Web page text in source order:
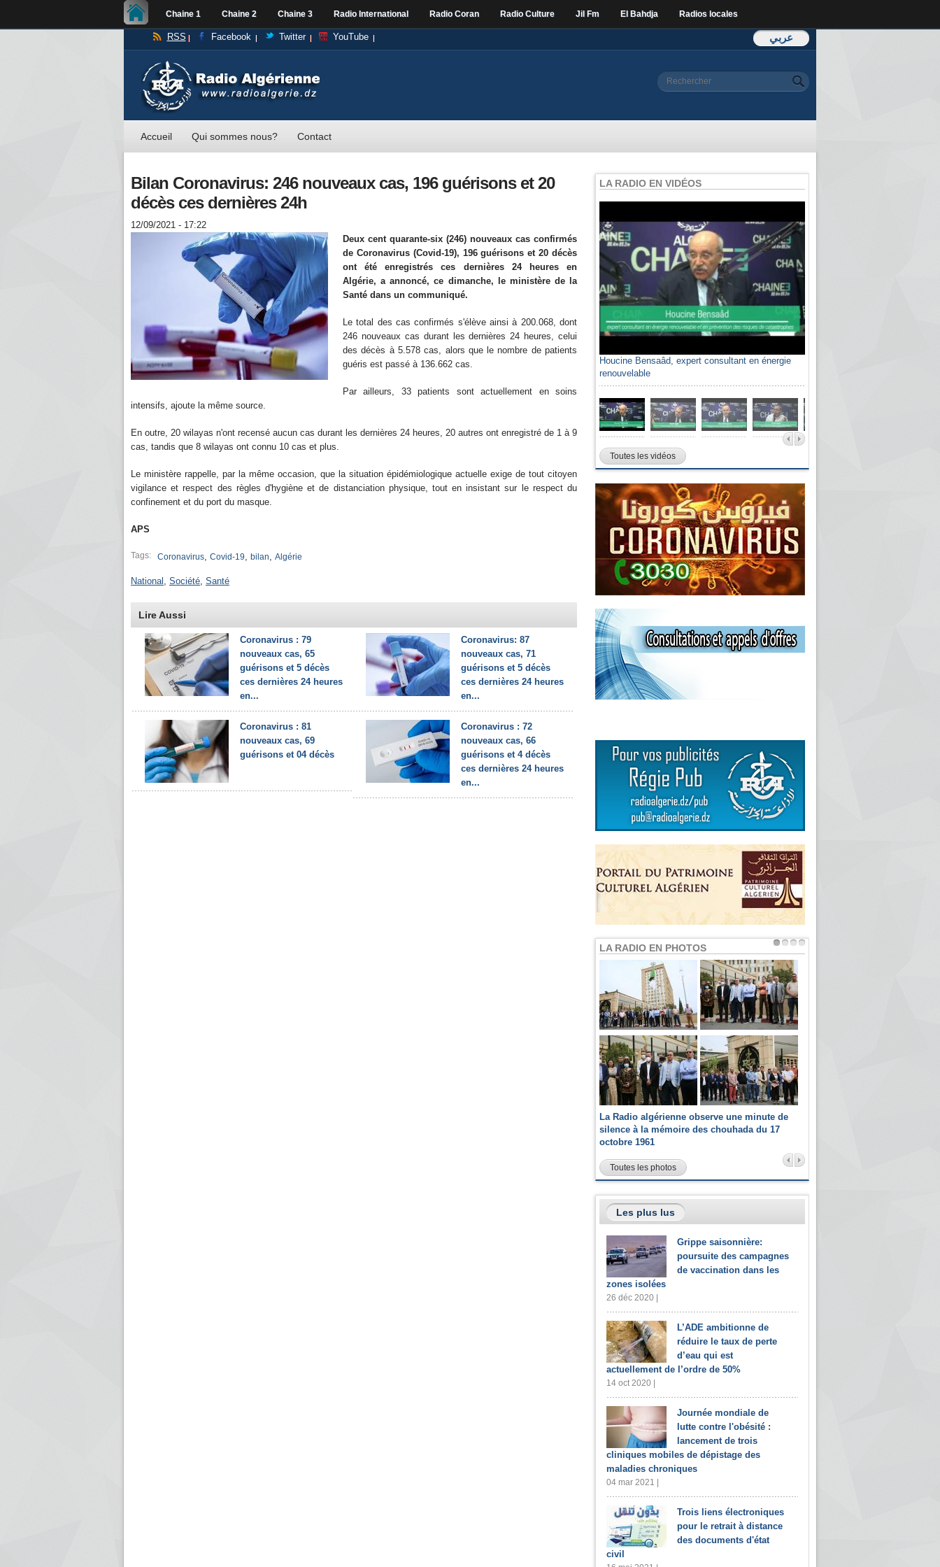
Chaine 1 Chaine 2 Chaine 3 Radio International Radio Coran Radio Culture Jil Fm El Bahdja Radios locales
عربي RSS Facebook Twitter YouTube
Formulaire de
Rechercher
Accueil Qui sommes nous? Contact
Bilan Coronavirus: 246 nouveaux cas, 196 guérisons et 20
décès ces dernières 24h
12/09/2021 - 17:22
Deux cent quarante-six (246) nouveaux cas confirmés
de Coronavirus (Covid-19), 196 guérisons et 20 décès
ont été enregistrés ces dernières 24 heures en
Algérie, a annoncé, ce dimanche, le ministère de la
Santé dans un communiqué.
Le total des cas confirmés s'élève ainsi à 200.068, dont
246 nouveaux cas durant les dernières 24 heures, celui
des décès à 5.578 cas, alors que le nombre de patients
guéris est passé à 136.662 cas.
Par ailleurs, 33 patients sont actuellement en soins
intensifs, ajoute la même source.
En outre, 20 wilayas n'ont recensé aucun cas durant les dernières 24 heures, 20 autres ont enregistré de 1 à 9
cas, tandis que 8 wilayas ont connu 10 cas et plus.
Le ministère rappelle, par la même occasion, que la situation épidémiologique actuelle exige de tout citoyen
vigilance et respect des règles d'hygiène et de distanciation physique, tout en insistant sur le respect du
confinement et du port du masque.
APS
Tags: Coronavirus, Covid-19, bilan, Algérie
National , Société, Santé
Lire Aussi
Coronavirus : 79
nouveaux cas, 65
guérisons et 5 décès
ces dernières 24 heures
en...
Coronavirus: 87
nouveaux cas, 71
guérisons et 5 décès
ces dernières 24 heures
en...
Coronavirus : 81
nouveaux cas, 69
guérisons et 04 décès
Coronavirus : 72
nouveaux cas, 66
guérisons et 4 décès
ces dernières 24 heures
en...
LA RADIO EN VIDÉOS
Houcine Bensaâd, expert consultant en énergie
renouvelable
Toutes les vidéos
LA RADIO EN PHOTOS
La Radio algérienne observe une minute de
silence à la mémoire des chouhada du 17
octobre 1961
Toutes les photos
Les plus lus
Grippe saisonnière:
poursuite des campagnes
de vaccination dans les
zones isolées
26 déc 2020 |
L’ADE ambitionne de
réduire le taux de perte
d’eau qui est
actuellement de l’ordre de 50%
14 oct 2020 |
Journée mondiale de
lutte contre l'obésité :
lancement de trois
cliniques mobiles de dépistage des
maladies chroniques
04 mar 2021 |
Trois liens électroniques
pour le retrait à distance
des documents d'état
civil